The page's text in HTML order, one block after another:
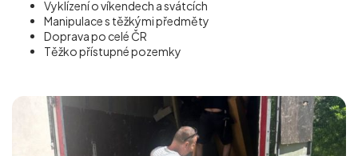
Vyklízení o víkendech a svátcích
Manipulace s těžkými předměty
Doprava po celé ČR
Těžko přístupné pozemky